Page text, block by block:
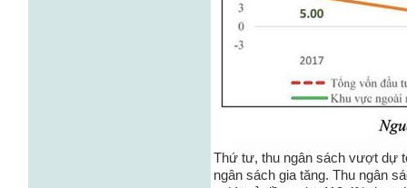
Thứ tư, thu ngân sách vượt dự
ngân sách gia tăng. Thu ngân